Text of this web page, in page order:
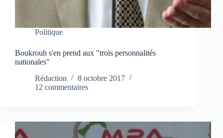
Politique
Boukrouh s'en prend aux "trois personnalités
nationales"
Rédaction
8 octobre 2017
12 commentaires